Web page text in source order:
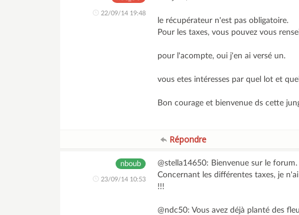
22/09/14 19:48
le récupérateur n'est pas obligatoire.
Pour les taxes, vous pouvez vous
pour l'acompte, oui j'en ai versé un.
vous etes intéresses par quel lot et
Bon courage et bienvenue ds cette
Répondre
nboub
23/09/14 10:53
@stella14650: Bienvenue sur le
Concernant les différentes taxes, je
!!!
@ndc50: Vous avez déjà planté des